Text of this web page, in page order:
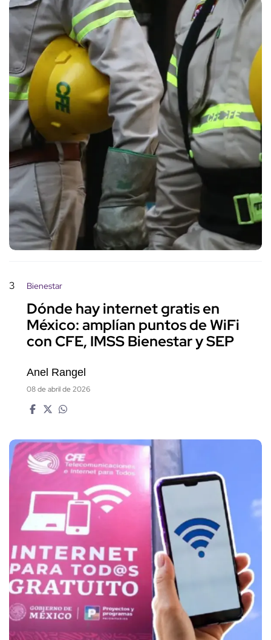
3 Bienestar
Dónde hay internet gratis en
México: amplían puntos de WiFi
con CFE, IMSS Bienestar y SEP
Anel Rangel
08 de abril de 2026